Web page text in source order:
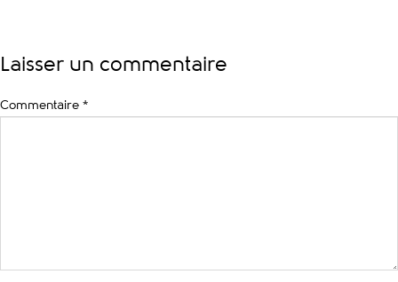
Laisser un commentaire
Commentaire *